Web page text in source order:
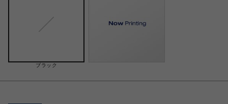
ブラック